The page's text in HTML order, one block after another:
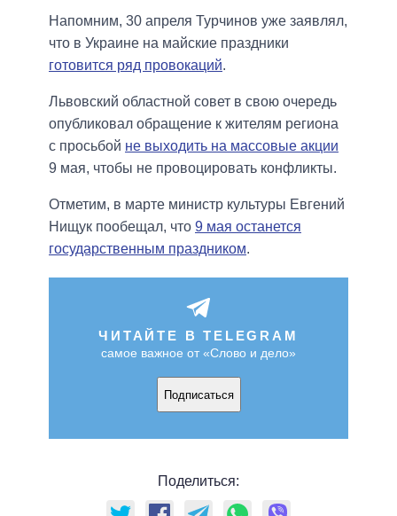
Напомним, 30 апреля Турчинов уже заявлял,
что в Украине на майские праздники
готовится ряд провокаций.
Львовский областной совет в свою очередь
опубликовал обращение к жителям региона
с просьбой не выходить на массовые акции
9 мая, чтобы не провоцировать конфликты.
Отметим, в марте министр культуры Евгений
Нищук пообещал, что 9 мая останется
государственным праздником.
ЧИТАЙТЕ В TELEGRAM
самое важное от «Слово и дело»
Подписаться
Поделиться: